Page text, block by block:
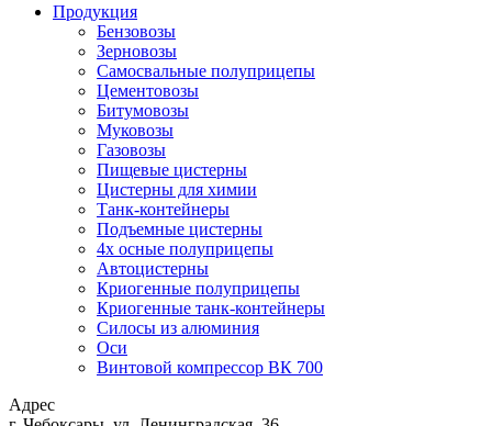
Продукция
Бензовозы
Зерновозы
Самосвальные полуприцепы
Цементовозы
Битумовозы
Муковозы
Газовозы
Пищевые цистерны
Цистерны для химии
Танк-контейнеры
Подъемные цистерны
4х осные полуприцепы
Автоцистерны
Криогенные полуприцепы
Криогенные танк-контейнеры
Силосы из алюминия
Оси
Винтовой компрессор ВК 700
Адрес